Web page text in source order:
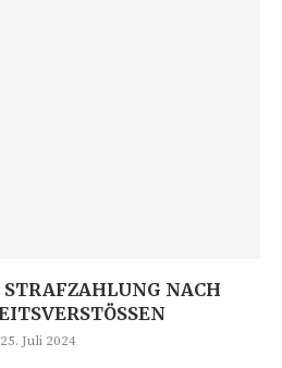
NACH
25. Juli 2024